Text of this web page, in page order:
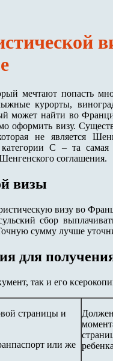
мечтают попасть
курорты,
может найти во
оформить визу.
не является
С – та
соглашения.
визы
визу во
сбор
сумму лучше
для
так и его
страницы и
или же